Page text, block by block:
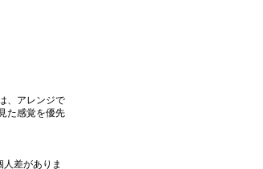
、アレンジで
た感覚を優先
差がありま